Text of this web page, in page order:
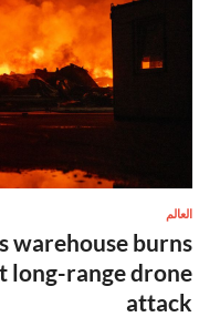
العالم
warehouse burns
long-range drone
attack